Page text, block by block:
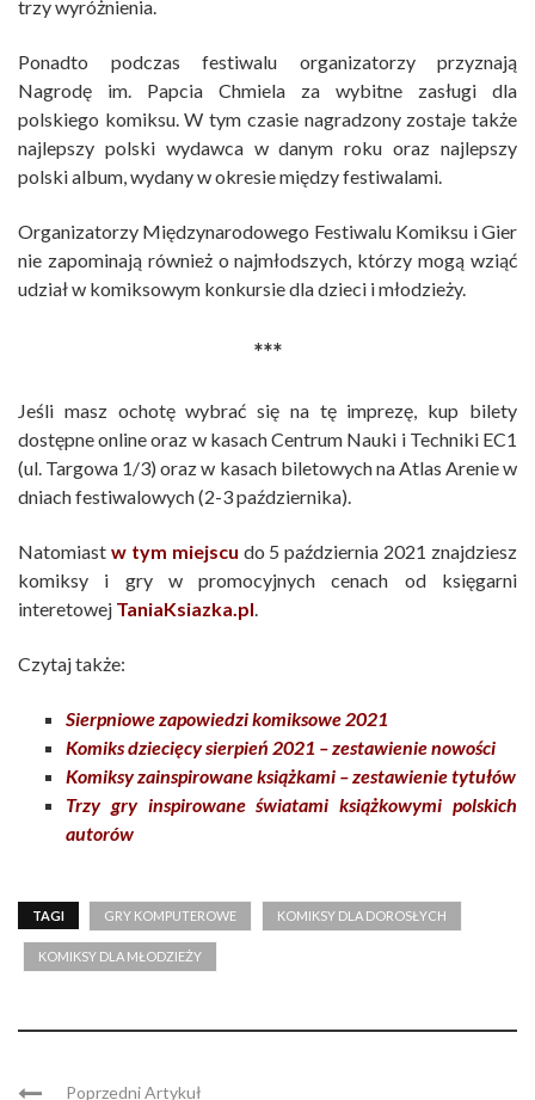
trzy wyróżnienia.
Ponadto podczas festiwalu organizatorzy przyznają
Nagrodę im. Papcia Chmiela za wybitne zasługi dla
polskiego komiksu. W tym czasie nagradzony zostaje także
najlepszy polski wydawca w danym roku oraz najlepszy
polski album, wydany w okresie między festiwalami.
Organizatorzy Międzynarodowego Festiwalu Komiksu i Gier
nie zapominają również o najmłodszych, którzy mogą wziąć
udział w komiksowym konkursie dla dzieci i młodzieży.
***
Jeśli masz ochotę wybrać się na tę imprezę, kup bilety
dostępne online oraz w kasach Centrum Nauki i Techniki EC1
(ul. Targowa 1/3) oraz w kasach biletowych na Atlas Arenie w
dniach festiwalowych (2-3 października).
Natomiast w tym miejscu do 5 październia 2021 znajdziesz
komiksy i gry w promocyjnych cenach od księgarni
interetowej TaniaKsiazka.pl.
Czytaj także:
Sierpniowe zapowiedzi komiksowe 2021
Komiks dziecięcy sierpień 2021 – zestawienie nowości
Komiksy zainspirowane książkami – zestawienie tytułów
Trzy gry inspirowane światami książkowymi polskich
autorów
TAGI GRY KOMPUTEROWE KOMIKSY DLA DOROSŁYCH
KOMIKSY DLA MŁODZIEŻY
Poprzedni Artykuł